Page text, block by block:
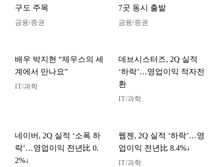
구도 주목
금융/증권
7곳 동시 출발
금융/증권
배우 박지현 “제우스의 세
계에서 만나요”
IT/과학
데브시스터즈, 2Q 실적
‘하락’…영업이익 적자전
환
IT/과학
네이버, 2Q 실적 ‘소폭 하
락’…영업이익 전년比 0.
2%↓
웹젠, 2Q 실적 ‘하락’…영
업이익 전년比 8.4%↓
IT/과학